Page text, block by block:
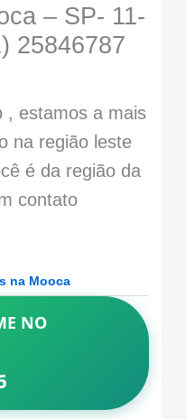
– SP- 11-
25846787
, estamos a mais
na região leste
é da região da
contato
na Mooca
NO